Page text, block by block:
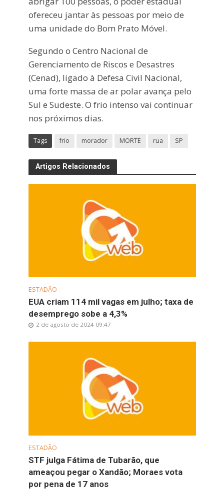
ofereceu jantar às pessoas por meio de
uma unidade do Bom Prato Móvel.
Segundo o Centro Nacional de
Gerenciamento de Riscos e Desastres
(Cenad), ligado à Defesa Civil Nacional,
uma forte massa de ar polar avança pelo
Sul e Sudeste. O frio intenso vai continuar
nos próximos dias.
Tags frio morador MORTE rua SP
Artigos Relacionados
ESTADÃO
EUA criam 114 mil vagas em julho; taxa de
desemprego sobe a 4,3%
2 de agosto de 2024 09:47
ESTADÃO
STF julga Fátima de Tubarão, que
ameaçou pegar o Xandão; Moraes vota
por pena de 17 anos